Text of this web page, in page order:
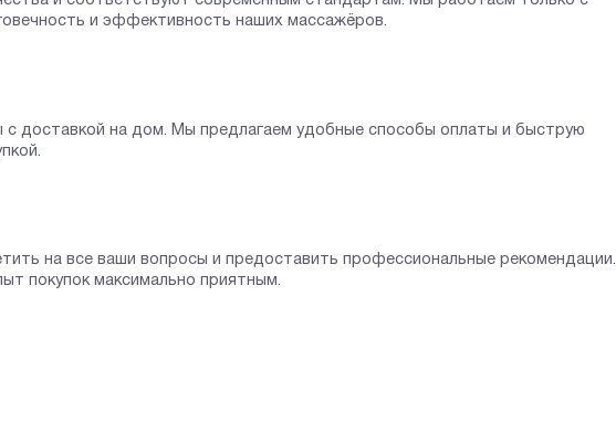
и эффективность наших массажёров.
доставкой на дом. Мы предлагаем удобные способы оплаты и быструю
на все ваши вопросы и предоставить профессиональные рекомендации.
покупок максимально приятным.